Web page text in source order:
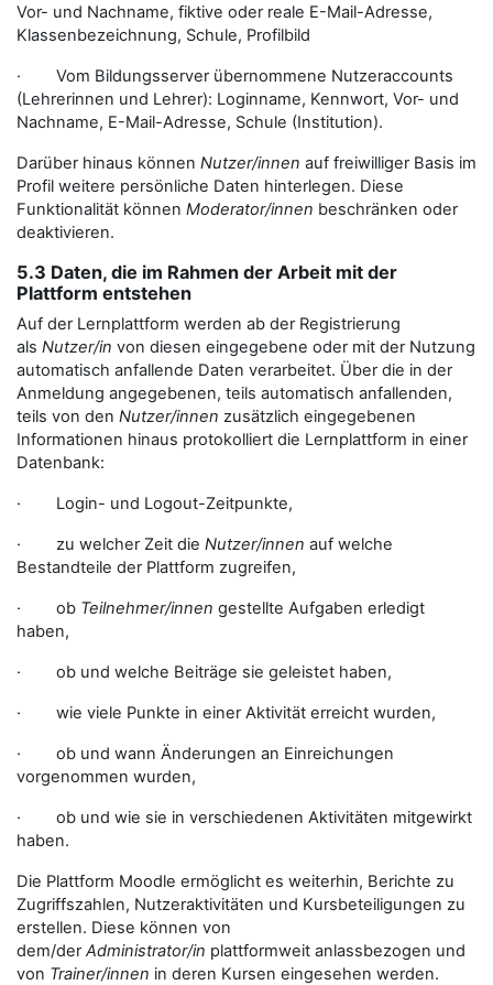
Vor- und Nachname, fiktive oder reale E-Mail-Adresse,
Klassenbezeichnung, Schule, Profilbild
· Vom Bildungsserver übernommene Nutzeraccounts
(Lehrerinnen und Lehrer): Loginname, Kennwort, Vor- und
Nachname, E-Mail-Adresse, Schule (Institution).
Darüber hinaus können Nutzer/innen auf freiwilliger Basis im
Profil weitere persönliche Daten hinterlegen. Diese
Funktionalität können Moderator/innen beschränken oder
deaktivieren.
5.3 Daten, die im Rahmen der Arbeit mit der
Plattform entstehen
Auf der Lernplattform werden ab der Registrierung
als Nutzer/in von diesen eingegebene oder mit der Nutzung
automatisch anfallende Daten verarbeitet. Über die in der
Anmeldung angegebenen, teils automatisch anfallenden,
teils von den Nutzer/innen zusätzlich eingegebenen
Informationen hinaus protokolliert die Lernplattform in einer
Datenbank:
· Login- und Logout-Zeitpunkte,
· zu welcher Zeit die Nutzer/innen auf welche
Bestandteile der Plattform zugreifen,
· ob Teilnehmer/innen gestellte Aufgaben erledigt
haben,
· ob und welche Beiträge sie geleistet haben,
· wie viele Punkte in einer Aktivität erreicht wurden,
· ob und wann Änderungen an Einreichungen
vorgenommen wurden,
· ob und wie sie in verschiedenen Aktivitäten mitgewirkt
haben.
Die Plattform Moodle ermöglicht es weiterhin, Berichte zu
Zugriffszahlen, Nutzeraktivitäten und Kursbeteiligungen zu
erstellen. Diese können von
dem/derAdministrator/in plattformweit anlassbezogen und
von Trainer/innen in deren Kursen eingesehen werden.